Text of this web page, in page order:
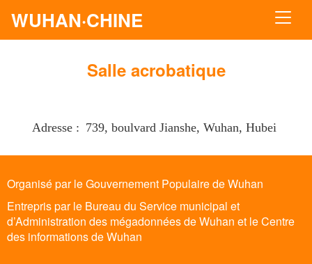
WUHAN·CHINE
Salle acrobatique
Adresse : 739, boulvard Jianshe, Wuhan, Hubei
Organisé par le Gouvernement Populaire de Wuhan
Entrepris par le Bureau du Service municipal et
d’Administration des mégadonnées de Wuhan et le Centre
des informations de Wuhan